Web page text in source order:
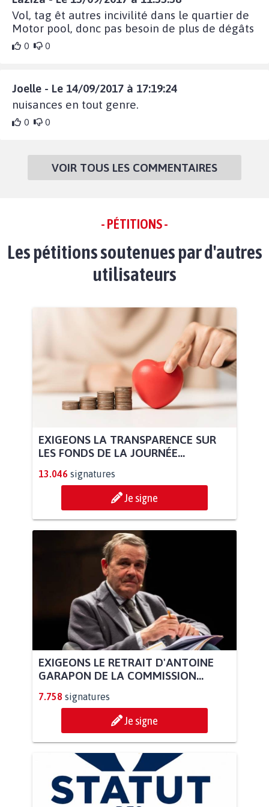
Vol, tag êt autres incivilité dans le quartier de
Motor pool, donc pas besoin de plus de dégâts
0 0
Joelle - Le 14/09/2017 à 17:19:24
nuisances en tout genre.
0 0
VOIR TOUS LES COMMENTAIRES
- PÉTITIONS -
Les pétitions soutenues par d'autres
utilisateurs
EXIGEONS LA TRANSPARENCE SUR
LES FONDS DE LA JOURNÉE...
13.046 signatures
Je signe
EXIGEONS LE RETRAIT D'ANTOINE
GARAPON DE LA COMMISSION...
7.758 signatures
Je signe